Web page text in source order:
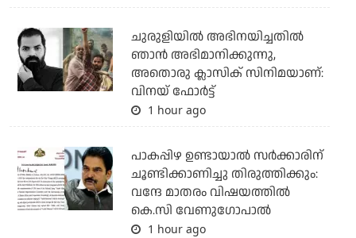
ചുരുളിയിൽ അഭിനയിച്ചതിൽ
ഞാൻ അഭിമാനിക്കുന്നു,
അതൊരു ക്ലാസിക് സിനിമയാണ്:
വിനയ് ഫോർട്ട്
1 hour ago
പാകപ്പിഴ ഉണ്ടായാല്‍ സര്‍ക്കാരിന്
ചൂണ്ടിക്കാണിച്ചു തിരുത്തിക്കും:
വന്ദേ മാതരം വിഷയത്തില്‍
കെ.സി വേണുഗോപാല്‍
1 hour ago